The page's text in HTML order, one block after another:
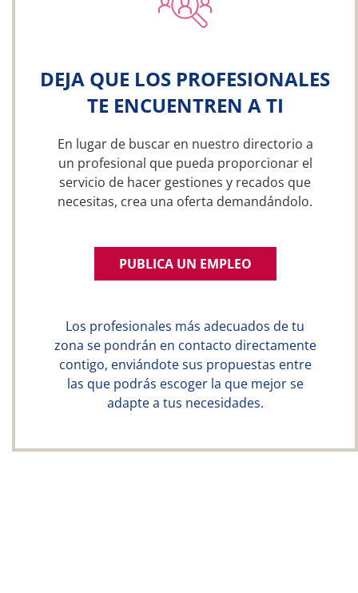
DEJA QUE LOS PROFESIONALES
TE ENCUENTREN A TI
En lugar de buscar en nuestro directorio a
un profesional que pueda proporcionar el
servicio de hacer gestiones y recados que
necesitas, crea una oferta demandándolo.
PUBLICA UN EMPLEO
Los profesionales más adecuados de tu
zona se pondrán en contacto directamente
contigo, enviándote sus propuestas entre
las que podrás escoger la que mejor se
adapte a tus necesidades.